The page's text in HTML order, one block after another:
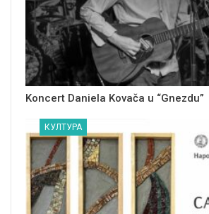
Koncert Daniela Kovača u “Gnezdu”
КУЛТУРА